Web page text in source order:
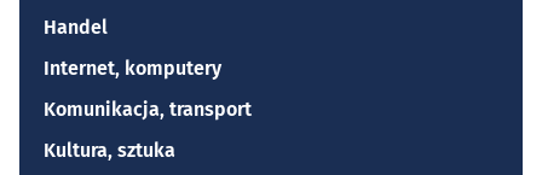
Handel
Internet, komputery
Komunikacja, transport
Kultura, sztuka